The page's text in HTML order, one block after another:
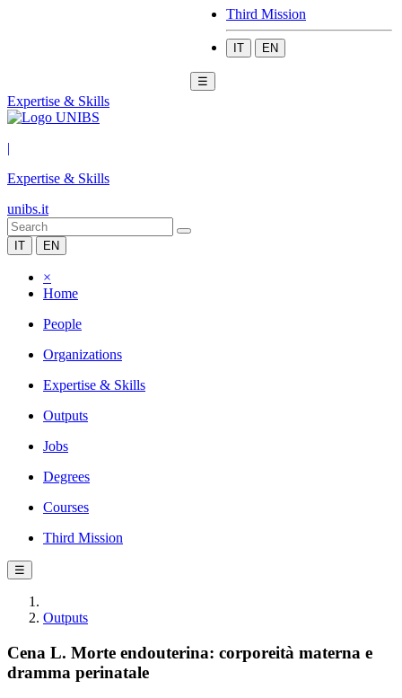
Third Mission
IT EN
☰
Expertise & Skills
|
Expertise & Skills
unibs.it
IT EN
×
Home
People
Organizations
Expertise & Skills
Outputs
Jobs
Degrees
Courses
Third Mission
☰
Outputs
Cena L. Morte endouterina: corporeità materna e
dramma perinatale